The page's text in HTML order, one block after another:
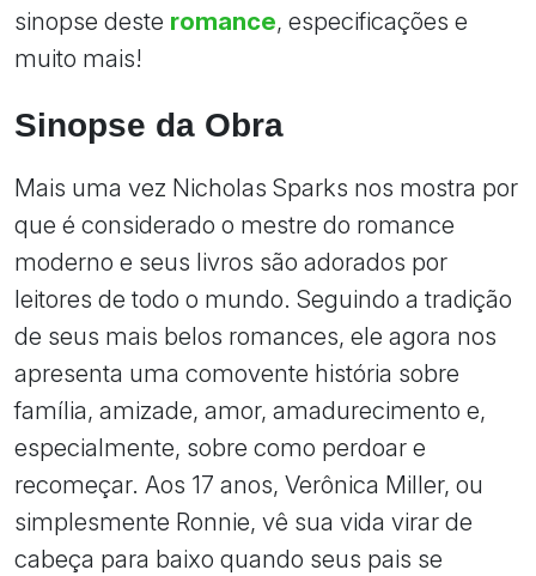
sinopse deste romance, especificações e
muito mais!
Sinopse da Obra
Mais uma vez Nicholas Sparks nos mostra por
que é considerado o mestre do romance
moderno e seus livros são adorados por
leitores de todo o mundo. Seguindo a tradição
de seus mais belos romances, ele agora nos
apresenta uma comovente história sobre
família, amizade, amor, amadurecimento e,
especialmente, sobre como perdoar e
recomeçar. Aos 17 anos, Verônica Miller, ou
simplesmente Ronnie, vê sua vida virar de
cabeça para baixo quando seus pais se